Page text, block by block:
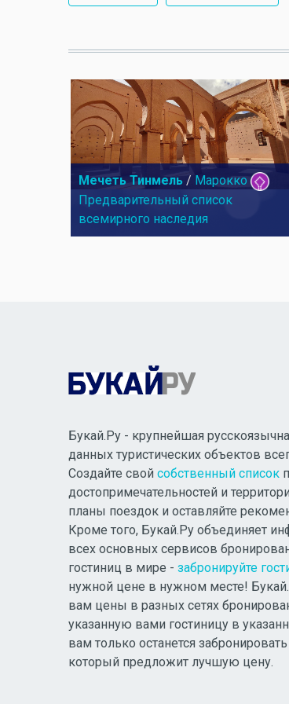
Мечеть Тинмель / Марокко
Предварительный список
всемирного наследия
Букай.Ру - крупнейшая
данных туристических объектов
Создайте свой собственный список
достопримечательностей и
планы поездок и оставляйте
Кроме того, Букай.Ру объединяет
всех основных сервисов
гостиниц в мире - забронируйте
нужной цене в нужном месте!
вам цены в разных сетях
указанную вами гостиницу в
вам только останется забронировать
который предложит лучшую цену.